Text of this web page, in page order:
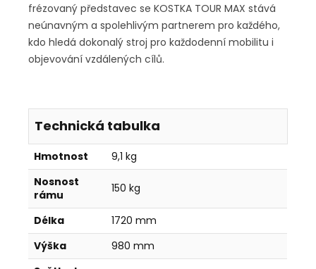
frézovaný představec se KOSTKA TOUR MAX stává
neúnavným a spolehlivým partnerem pro každého,
kdo hledá dokonalý stroj pro každodenní mobilitu i
objevování vzdálených cílů.
Technická tabulka
Hmotnost
9,1 kg
Nosnost
rámu
150 kg
Délka
1720 mm
Výška
980 mm